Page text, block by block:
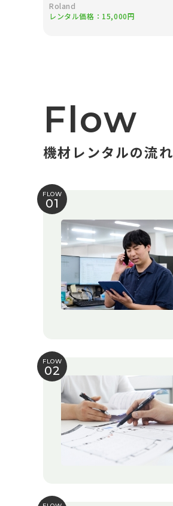
Roland
レンタル価格：15,000円
Flow
機材レンタルの流れ
FLOW
01
FLOW
02